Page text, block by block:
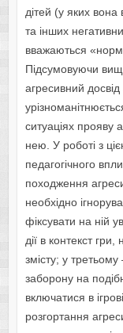
дітей (у яких вона
та інших
вважаються
Підсумовуючи
агресивний
ситуаціях прояву
нею. У роботі з
педагогічного
походження
необхідно
фіксувати на ній
дії в контекст
змісту; у
заборону на
включатися в
розгортання